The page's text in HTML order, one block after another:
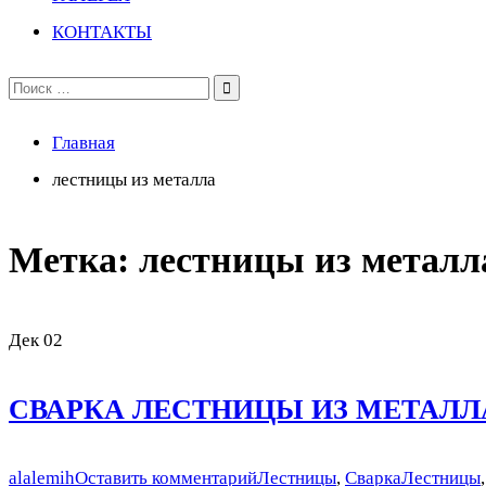
КОНТАКТЫ
Поиск
Главная
лестницы из металла
Метка: лестницы из
Дек 02
СВАРКА ЛЕСТНИЦЫ ИЗ
alalemihОставить комментарийЛестницы, СваркаЛестницы,